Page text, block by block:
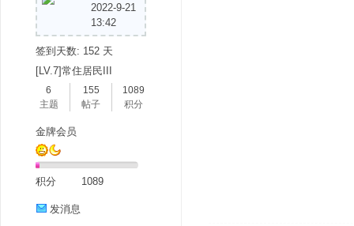
2022-9-21
13:42
签到天数: 152 天
[LV.7]常住居民III
6
主题
155
帖子
1089
积分
金牌会员
积分 1089
发消息